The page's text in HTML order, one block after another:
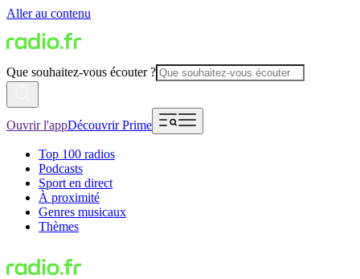
Aller au contenu
Que souhaitez-vous écouter ?
Ouvrir l'appDécouvrir Prime
Top 100 radios
Podcasts
Sport en direct
À proximité
Genres musicaux
Thèmes